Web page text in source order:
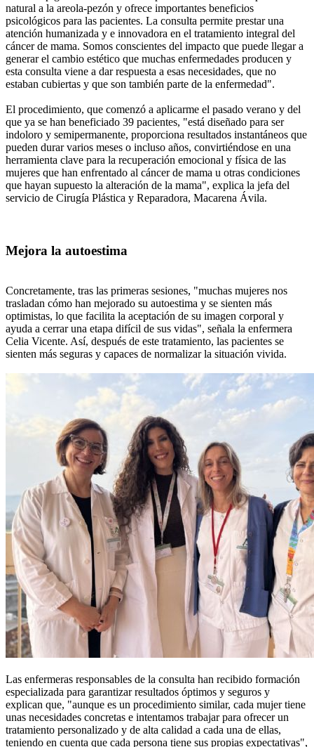
natural a la areola-pezón y ofrece importantes beneficios
psicológicos para las pacientes. La consulta permite prestar una
atención humanizada y e innovadora en el tratamiento integral del
cáncer de mama. Somos conscientes del impacto que puede llegar a
generar el cambio estético que muchas enfermedades producen y
esta consulta viene a dar respuesta a esas necesidades, que no
estaban cubiertas y que son también parte de la enfermedad".
El procedimiento, que comenzó a aplicarme el pasado verano y del
que ya se han beneficiado 39 pacientes, "está diseñado para ser
indoloro y semipermanente, proporciona resultados instantáneos que
pueden durar varios meses o incluso años, convirtiéndose en una
herramienta clave para la recuperación emocional y física de las
mujeres que han enfrentado al cáncer de mama u otras condiciones
que hayan supuesto la alteración de la mama", explica la jefa del
servicio de Cirugía Plástica y Reparadora, Macarena Ávila.
Mejora la autoestima
Concretamente, tras las primeras sesiones, "muchas mujeres nos
trasladan cómo han mejorado su autoestima y se sienten más
optimistas, lo que facilita la aceptación de su imagen corporal y
ayuda a cerrar una etapa difícil de sus vidas", señala la enfermera
Celia Vicente. Así, después de este tratamiento, las pacientes se
sienten más seguras y capaces de normalizar la situación vivida.
Las enfermeras responsables de la consulta han recibido formación
especializada para garantizar resultados óptimos y seguros y
explican que, "aunque es un procedimiento similar, cada mujer tiene
unas necesidades concretas e intentamos trabajar para ofrecer un
tratamiento personalizado y de alta calidad a cada una de ellas,
teniendo en cuenta que cada persona tiene sus propias expectativas",